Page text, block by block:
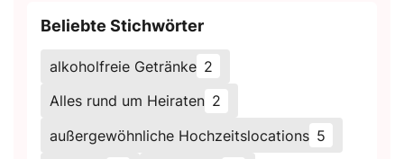
Beliebte Stichwörter
alkoholfreie Getränke 2
Alles rund um Heiraten 2
außergewöhnliche Hochzeitslocations 5